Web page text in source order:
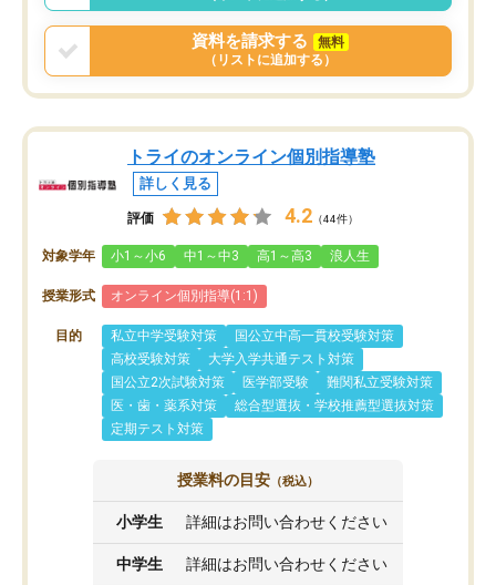
資料を請求する
無料
（リストに追加する）
トライのオンライン個別指導塾
詳しく見る
評価 4.2 （44件）
対象学年 小1～小6 中1～中3 高1～高3 浪人生
授業形式 オンライン個別指導(1:1)
目的 私立中学受験対策
国公立中高一貫校受験対策
高校受験対策
大学入学共通テスト対策
国公立2次試験対策
医学部受験
難関私立受験対策
医・歯・薬系対策
総合型選抜・学校推薦型選抜対策
定期テスト対策
授業料の目安 （税込）
小学生 詳細はお問い合わせください
中学生 詳細はお問い合わせください